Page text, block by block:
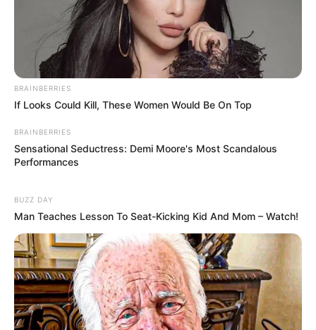
BRAINBERRIES
If Looks Could Kill, These Women Would Be On Top
BRAINBERRIES
Sensational Seductress: Demi Moore's Most Scandalous
Performances
BUZZ DAY
Man Teaches Lesson To Seat-Kicking Kid And Mom – Watch!